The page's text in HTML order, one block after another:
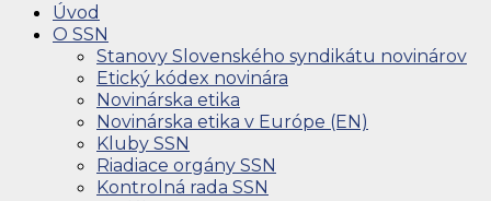
Úvod
O SSN
Stanovy Slovenského syndikátu novinárov
Etický kódex novinára
Novinárska etika
Novinárska etika v Európe (EN)
Kluby SSN
Riadiace orgány SSN
Kontrolná rada SSN